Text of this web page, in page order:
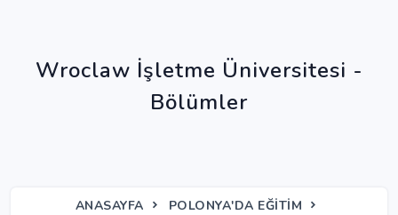
Wroclaw İşletme Üniversitesi -
Bölümler
ANASAYFA
POLONYA'DA EĞITIM